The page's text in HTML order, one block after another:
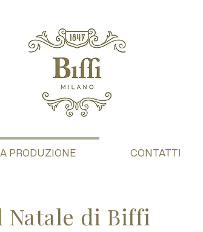
PRODUZIONE CONTATTI
Natale di Biffi